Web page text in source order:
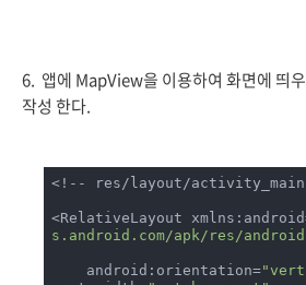
6. 앱에 MapView을 이용하여 화면에 띄
작성 한다.
<!-- res/layout/
<RelativeLayout
s.android.com/apk/res/
    android:orientation=